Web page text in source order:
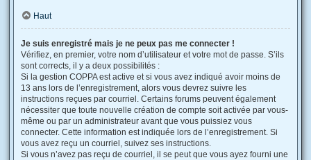
Haut
Je suis enregistré mais je ne peux pas me connecter !
Vérifiez, en premier, votre nom d’utilisateur et votre mot de passe. S’ils
sont corrects, il y a deux possibilités :
Si la gestion COPPA est active et si vous avez indiqué avoir moins de
13 ans lors de l’enregistrement, alors vous devrez suivre les
instructions reçues par courriel. Certains forums peuvent également
nécessiter que toute nouvelle création de compte soit activée par vous-
même ou par un administrateur avant que vous puissiez vous
connecter. Cette information est indiquée lors de l’enregistrement. Si
vous avez reçu un courriel, suivez ses instructions.
Si vous n’avez pas reçu de courriel, il se peut que vous ayez fourni une